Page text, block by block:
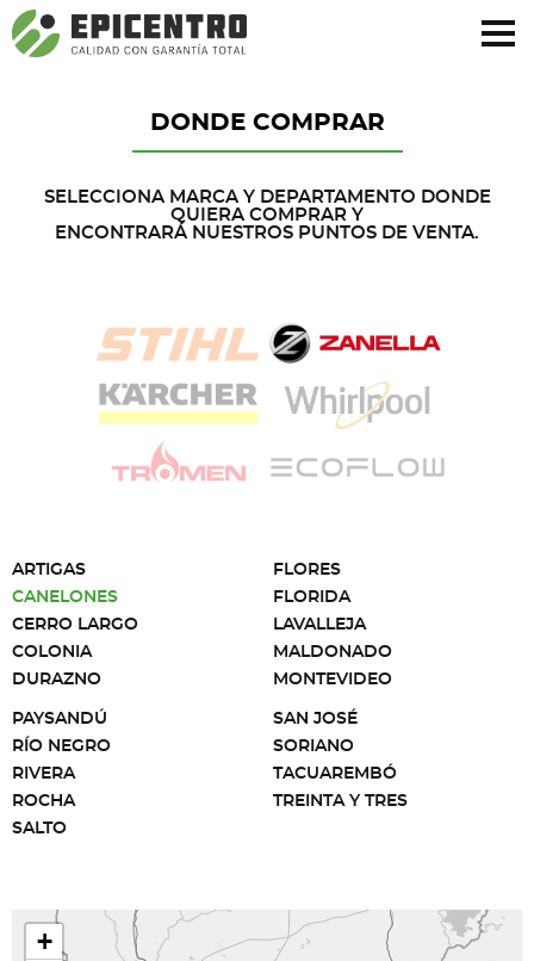
¿Olvidó su contraseña?Regístrese aquí
DONDE COMPRAR
SELECCIONA MARCA Y DEPARTAMENTO DONDE
QUIERA COMPRAR Y
ENCONTRARÁ NUESTROS PUNTOS DE VENTA.
ARTIGAS
CANELONES
CERRO LARGO
COLONIA
DURAZNO
FLORES
FLORIDA
LAVALLEJA
MALDONADO
MONTEVIDEO
PAYSANDÚ
RÍO NEGRO
RIVERA
ROCHA
SALTO
SAN JOSÉ
SORIANO
TACUAREMBÓ
TREINTA Y TRES
+